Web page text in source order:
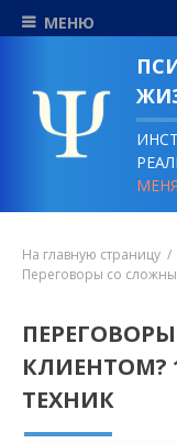
МЕНЮ
На главную страницу
Переговоры со
КЛИЕНТОМ?
ТЕХНИК